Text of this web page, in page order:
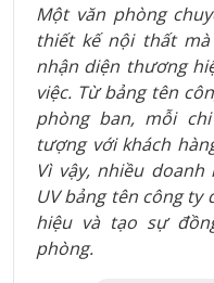
Một văn phòng
thiết kế nội thất
nhận diện thương
việc. Từ bảng tên
phòng ban, mỗi
tượng với khách
Vì vậy, nhiều
UV bảng tên công ty
hiệu và tạo sự
phòng.